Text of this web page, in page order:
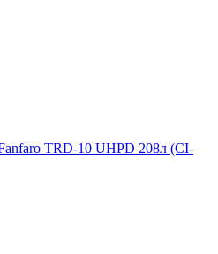
TRD-10 UHPD 208л (CI-